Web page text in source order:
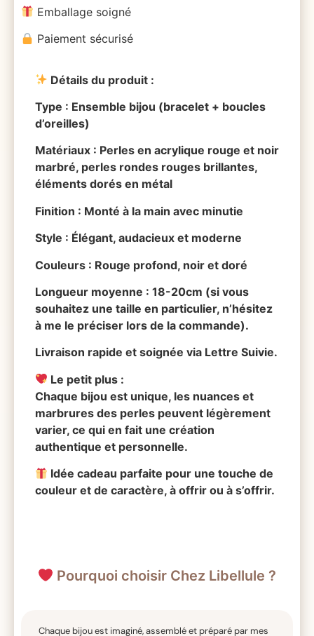
Emballage soigné
Paiement sécurisé
Détails du produit :
Type : Ensemble bijou (bracelet + boucles
d’oreilles)
Matériaux : Perles en acrylique rouge et noir
marbré, perles rondes rouges brillantes,
éléments dorés en métal
Finition : Monté à la main avec minutie
Style : Élégant, audacieux et moderne
Couleurs : Rouge profond, noir et doré
Longueur moyenne : 18-20cm (si vous
souhaitez une taille en particulier, n’hésitez
à me le préciser lors de la commande).
Livraison rapide et soignée via Lettre Suivie.
Le petit plus :
Chaque bijou est unique, les nuances et
marbrures des perles peuvent légèrement
varier, ce qui en fait une création
authentique et personnelle.
Idée cadeau parfaite pour une touche de
couleur et de caractère, à offrir ou à s’offrir.
Pourquoi choisir Chez Libellule ?
Chaque bijou est imaginé, assemblé et préparé par mes